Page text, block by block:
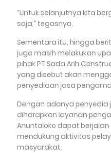
“Untuk selanjutnya kita
saja,” tegasnya.
Sementara itu, hingga
juga masih melakukan
pihak PT Sada Arih
yang disebut akan
penyediaan jasa
Dengan adanya penyedia
diharapkan layanan
Anuntaloko dapat
mendukung aktivitas
masyarakat.